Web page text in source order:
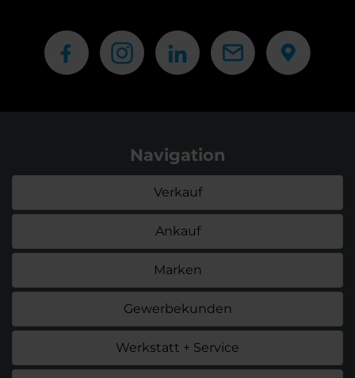
Navigation
Verkauf
Ankauf
Marken
Gewerbekunden
Werkstatt + Service